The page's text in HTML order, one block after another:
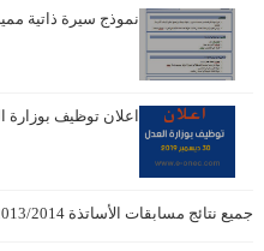
نموذج سيرة ذاتية
اعلان توظيف بوزارة
جميع نتائج مسابقات الأساتذة 2013/2014